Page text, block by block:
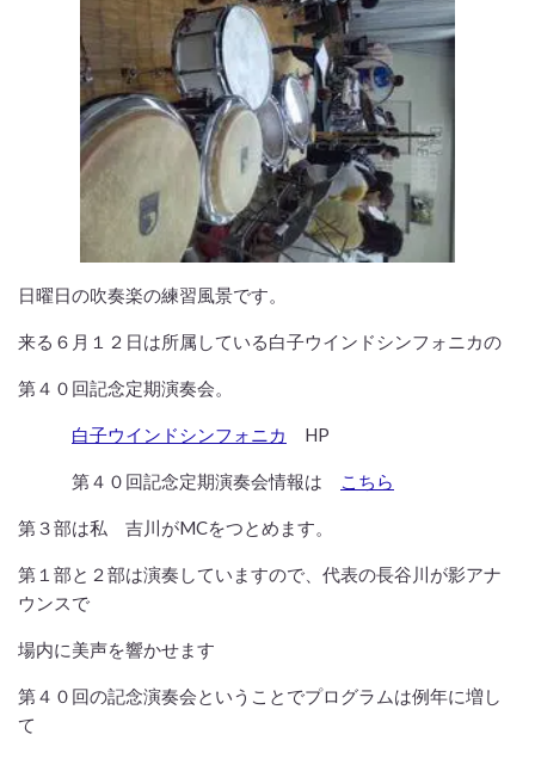
日曜日の吹奏楽の練習風景です。
来る６月１２日は所属している白子ウインドシンフォニカの
第４０回記念定期演奏会。
白子ウインドシンフォニカ HP
第４０回記念定期演奏会情報は こちら
第３部は私 吉川がMCをつとめます。
第１部と２部は演奏していますので、代表の長谷川が影アナ
ウンスで
場内に美声を響かせます
第４０回の記念演奏会ということでプログラムは例年に増し
て